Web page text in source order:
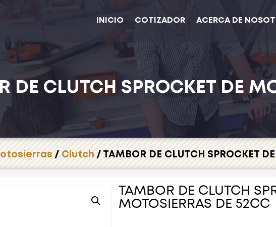
INICIO COTIZADOR ACERCA DE
DE CLUTCH SPROCKET DE
/Clutch/ TAMBOR DE CLUTCH SPROCKET
TAMBOR DE CLUTCH
MOTOSIERRAS DE 52CC